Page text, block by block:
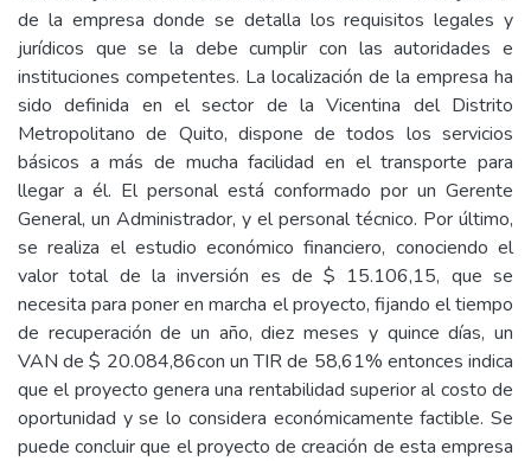
de la empresa donde se detalla los requisitos legales y
jurídicos que se la debe cumplir con las autoridades e
instituciones competentes. La localización de la empresa ha
sido definida en el sector de la Vicentina del Distrito
Metropolitano de Quito, dispone de todos los servicios
básicos a más de mucha facilidad en el transporte para
llegar a él. El personal está conformado por un Gerente
General, un Administrador, y el personal técnico. Por último,
se realiza el estudio económico financiero, conociendo el
valor total de la inversión es de $ 15.106,15, que se
necesita para poner en marcha el proyecto, fijando el tiempo
de recuperación de un año, diez meses y quince días, un
VAN de $ 20.084,86con un TIR de 58,61% entonces indica
que el proyecto genera una rentabilidad superior al costo de
oportunidad y se lo considera económicamente factible. Se
puede concluir que el proyecto de creación de esta empresa